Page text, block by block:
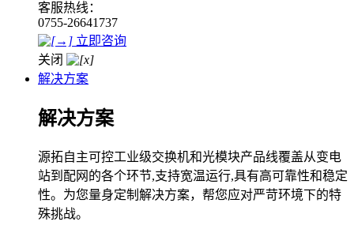
客服热线：
0755-26641737
立即咨询
关闭
解决方案
解决方案
源拓自主可控工业级交换机和光模块产品线覆盖从变电
站到配网的各个环节,支持宽温运行,具有高可靠性和稳定
性。为您量身定制解决方案，帮您应对严苛环境下的特
殊挑战。